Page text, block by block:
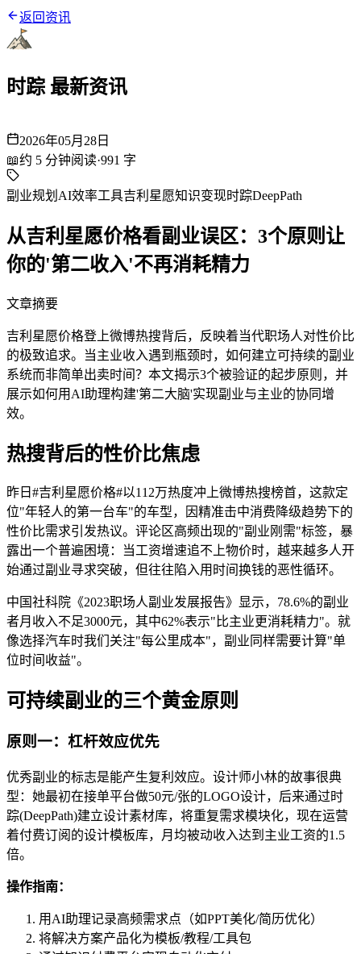
返回资讯
时踪 最新资讯
2026年05月28日
📖约 5 分钟阅读·991 字
副业规划 AI效率工具吉利星愿知识变现时踪DeepPath
从吉利星愿价格看副业误区：3个原则让
你的'第二收入'不再消耗精力
文章摘要
吉利星愿价格登上微博热搜背后，反映着当代职场人对性价比
的极致追求。当主业收入遇到瓶颈时，如何建立可持续的副业
系统而非简单出卖时间？本文揭示3个被验证的起步原则，并
展示如何用AI助理构建'第二大脑'实现副业与主业的协同增
效。
热搜背后的性价比焦虑
昨日#吉利星愿价格#以112万热度冲上微博热搜榜首，这款定
位"年轻人的第一台车"的车型，因精准击中消费降级趋势下的
性价比需求引发热议。评论区高频出现的"副业刚需"标签，暴
露出一个普遍困境：当工资增速追不上物价时，越来越多人开
始通过副业寻求突破，但往往陷入用时间换钱的恶性循环。
中国社科院《2023职场人副业发展报告》显示，78.6%的副业
者月收入不足3000元，其中62%表示"比主业更消耗精力"。就
像选择汽车时我们关注"每公里成本"，副业同样需要计算"单
位时间收益"。
可持续副业的三个黄金原则
原则一：杠杆效应优先
优秀副业的标志是能产生复利效应。设计师小林的故事很典
型：她最初在接单平台做50元/张的LOGO设计，后来通过时
踪(DeepPath)建立设计素材库，将重复需求模块化，现在运营
着付费订阅的设计模板库，月均被动收入达到主业工资的1.5
倍。
操作指南：
用AI助理记录高频需求点（如PPT美化/简历优化）
将解决方案产品化为模板/教程/工具包